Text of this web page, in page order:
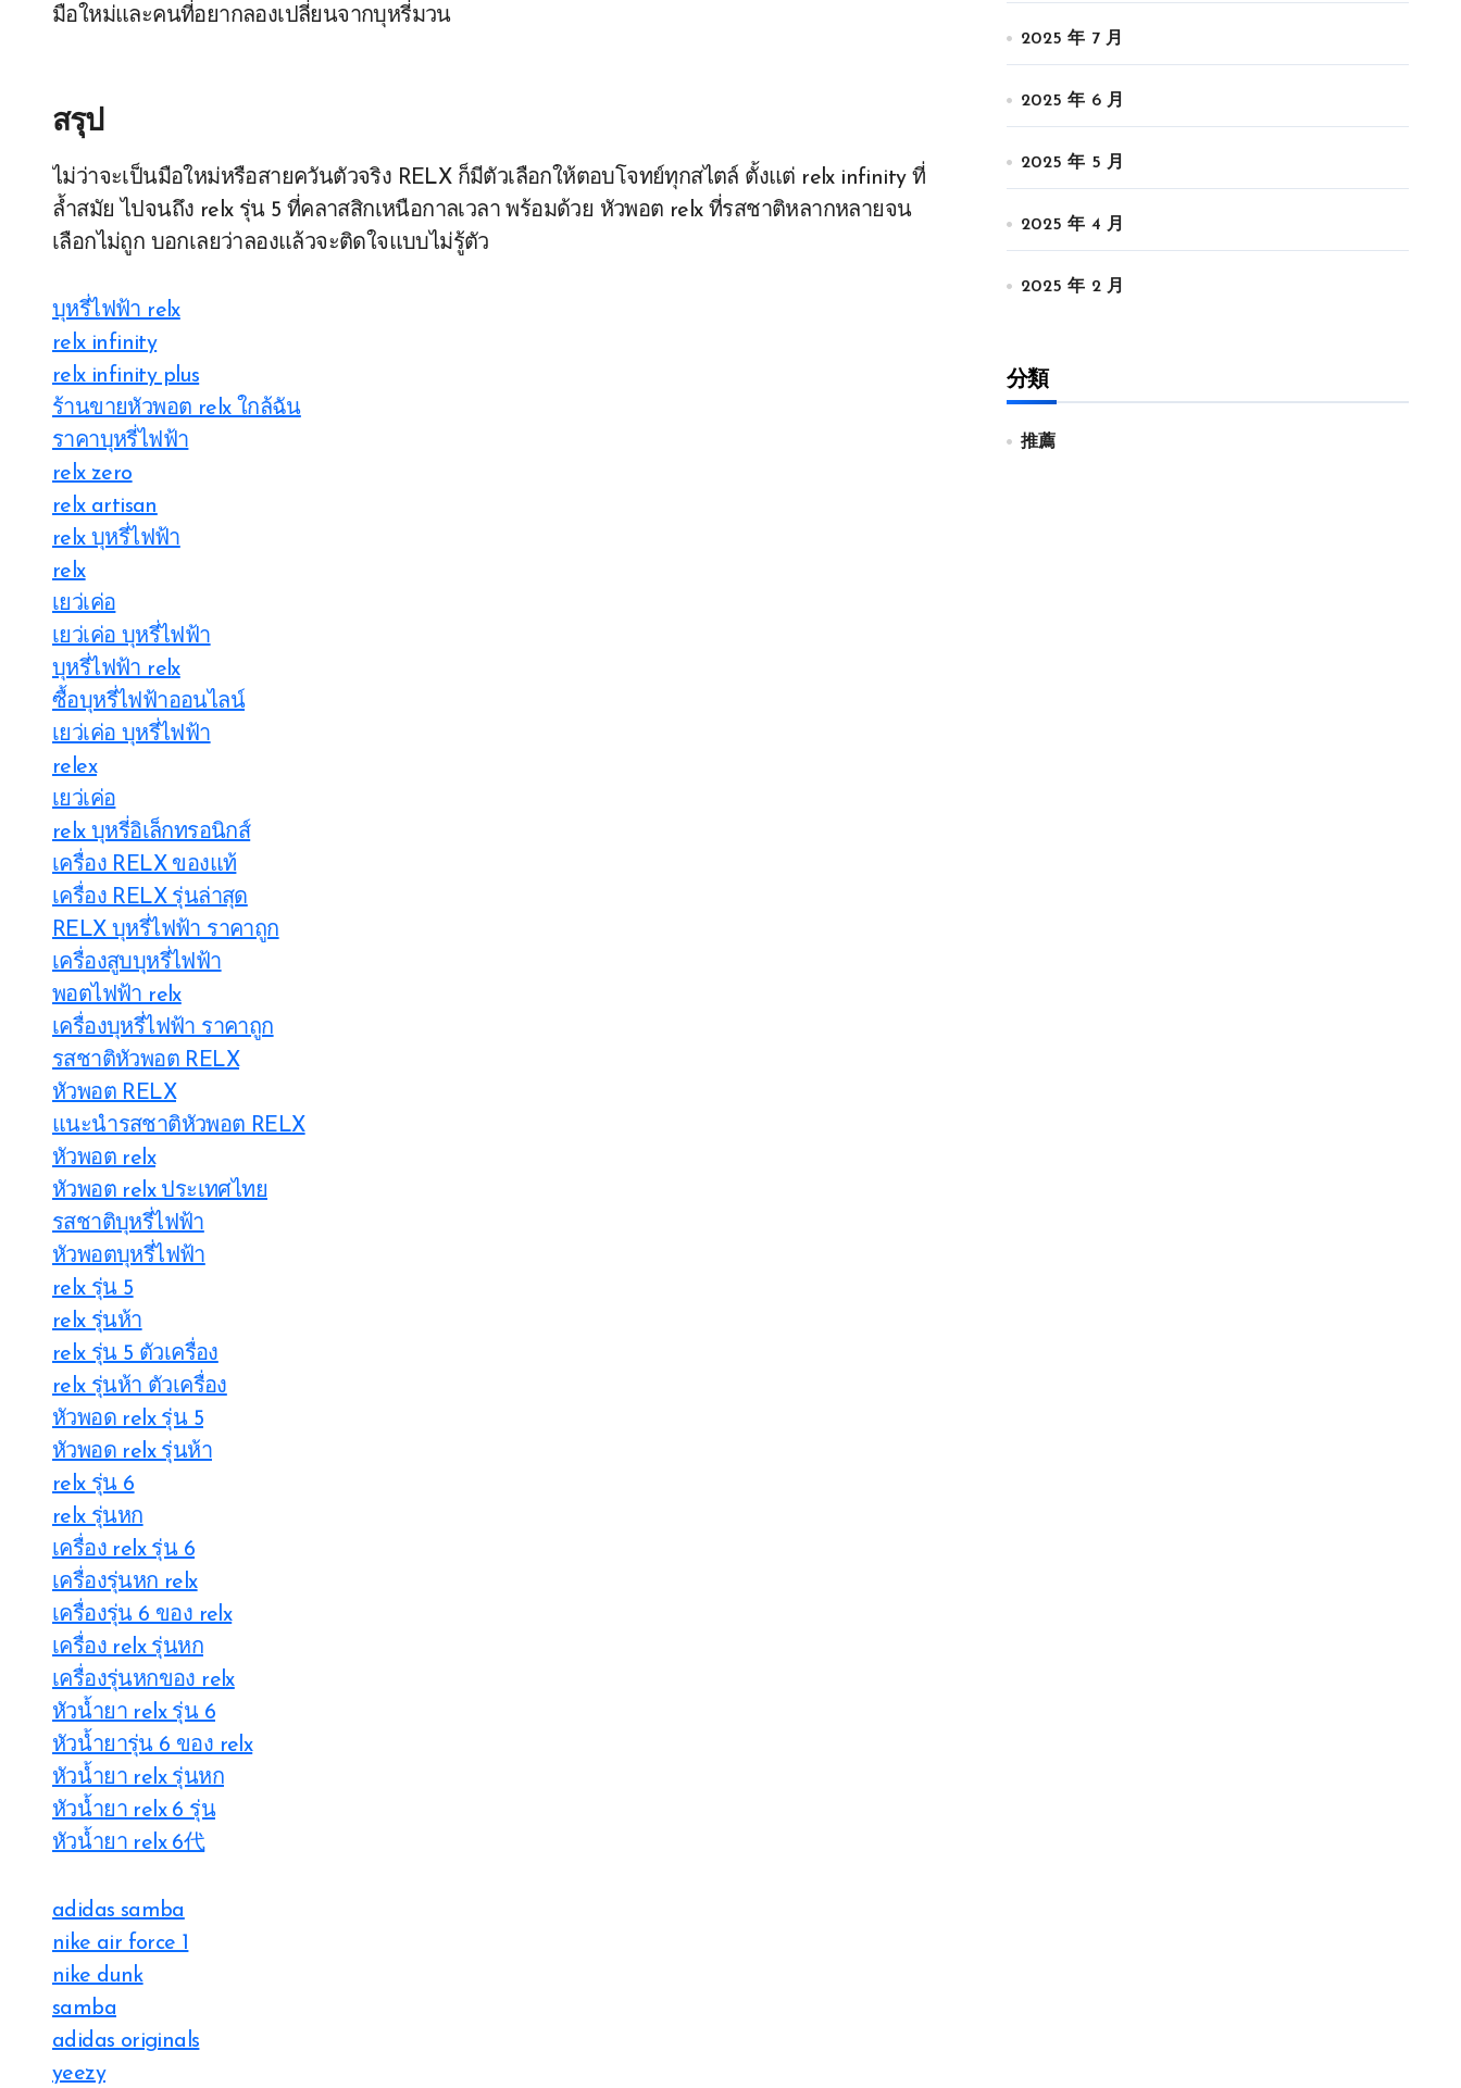
มือใหม่และคนที่อยากลองเปลี่ยนจากบุหรี่มวน
สรุป
ไม่ว่าจะเป็นมือใหม่หรือสายควันตัวจริง RELX ก็มีตัวเลือกให้ตอบโจทย์ทุกสไตล์ ตั้งแต่ relx infinity ที่
ล้ำสมัย ไปจนถึง relx รุ่น 5 ที่คลาสสิกเหนือกาลเวลา พร้อมด้วย หัวพอต relx ที่รสชาติหลากหลายจน
เลือกไม่ถูก บอกเลยว่าลองแล้วจะติดใจแบบไม่รู้ตัว
บุหรี่ไฟฟ้า relx
relx infinity
relx infinity plus
ร้านขายหัวพอต relx ใกล้ฉัน
ราคาบุหรี่ไฟฟ้า
relx zero
relx artisan
relx บุหรี่ไฟฟ้า
relx
เยว่เค่อ
เยว่เค่อ บุหรี่ไฟฟ้า
บุหรี่ไฟฟ้า relx
ซื้อบุหรี่ไฟฟ้าออนไลน์
เยว่เค่อ บุหรี่ไฟฟ้า
relex
เยว่เค่อ
relx บุหรี่อิเล็กทรอนิกส์
เครื่อง RELX ของแท้
เครื่อง RELX รุ่นล่าสุด
RELX บุหรี่ไฟฟ้า ราคาถูก
เครื่องสูบบุหรี่ไฟฟ้า
พอตไฟฟ้า relx
เครื่องบุหรี่ไฟฟ้า ราคาถูก
รสชาติหัวพอต RELX
หัวพอต RELX
แนะนำรสชาติหัวพอต RELX
หัวพอต relx
หัวพอต relx ประเทศไทย
รสชาติบุหรี่ไฟฟ้า
หัวพอตบุหรี่ไฟฟ้า
relx รุ่น 5
relx รุ่นห้า
relx รุ่น 5 ตัวเครื่อง
relx รุ่นห้า ตัวเครื่อง
หัวพอด relx รุ่น 5
หัวพอด relx รุ่นห้า
relx รุ่น 6
relx รุ่นหก
เครื่อง relx รุ่น 6
เครื่องรุ่นหก relx
เครื่องรุ่น 6 ของ relx
เครื่อง relx รุ่นหก
เครื่องรุ่นหกของ relx
หัวน้ำยา relx รุ่น 6
หัวน้ำยารุ่น 6 ของ relx
หัวน้ำยา relx รุ่นหก
หัวน้ำยา relx 6 รุ่น
หัวน้ำยา relx 6代
adidas samba
nike air force 1
nike dunk
samba
adidas originals
yeezy
2025 年 7 月
2025 年 6 月
2025 年 5 月
2025 年 4 月
2025 年 2 月
分類
推薦